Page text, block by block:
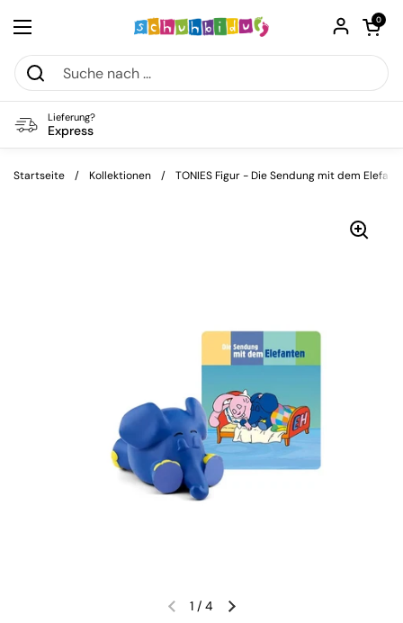
Menü öffnen
Warenkorb
0
Lieferung?
Express
Startseite / Kollektionen / TONIES Figur - Die Sendung mit dem
Vorherige FolieNächste Folie
1 / 4